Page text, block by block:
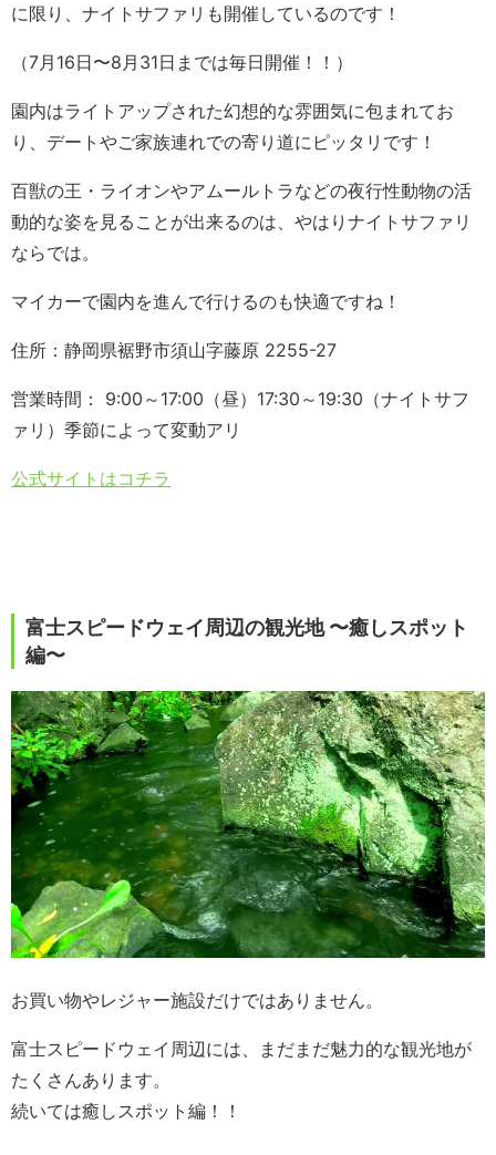
に限り、ナイトサファリも開催しているのです！
（7月16日〜8月31日までは毎日開催！！）
園内はライトアップされた幻想的な雰囲気に包まれてお
り、デートやご家族連れでの寄り道にピッタリです！
百獣の王・ライオンやアムールトラなどの夜行性動物の活
動的な姿を見ることが出来るのは、やはりナイトサファリ
ならでは。
マイカーで園内を進んで行けるのも快適ですね！
住所：静岡県裾野市須山字藤原 2255-27
営業時間： 9:00～17:00（昼）17:30～19:30（ナイトサフ
ァリ）季節によって変動アリ
公式サイトはコチラ
富士スピードウェイ周辺の観光地 〜癒しスポット
編〜
お買い物やレジャー施設だけではありません。
富士スピードウェイ周辺には、まだまだ魅力的な観光地が
たくさんあります。
続いては癒しスポット編！！